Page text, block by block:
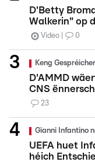
D'Betty
Walkerin" op
Video 0
Keng
D'AMMD
CNS
23
Gianni Infantino
UEFA huet
héich